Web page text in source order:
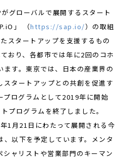
グローバルで展開するスタート
」 （https://sap.io/）の取組
スタートアップを支援するもの
おり、各都市では年に2回のコホ
ます。東京では、日本の産業界の
タートアップとの共創を促進す
プログラムとして2019年に開始
プログラムを終了しました。
1月21日にわたって展開される今
以下を予定しています。メンタ
ャリストや営業部門のキーマン